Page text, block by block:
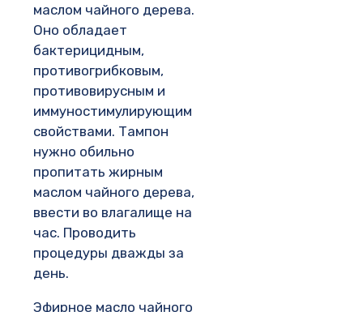
маслом чайного дерева.
Оно обладает
бактерицидным,
противогрибковым,
противовирусным и
иммуностимулирующим
свойствами. Тампон
нужно обильно
пропитать жирным
маслом чайного дерева,
ввести во влагалище на
час. Проводить
процедуры дважды за
день.
Эфирное масло чайного